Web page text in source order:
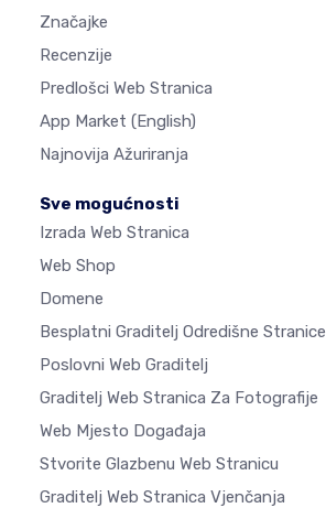
Značajke
Recenzije
Predlošci Web Stranica
App Market (English)
Najnovija Ažuriranja
Sve mogućnosti
Izrada Web Stranica
Web Shop
Domene
Besplatni Graditelj Odredišne Stranice
Poslovni Web Graditelj
Graditelj Web Stranica Za Fotografije
Web Mjesto Događaja
Stvorite Glazbenu Web Stranicu
Graditelj Web Stranica Vjenčanja